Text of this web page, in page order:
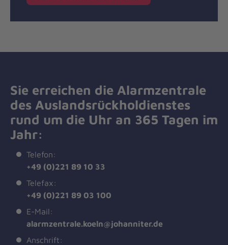
Sie erreichen die Alarmzentrale
des Auslandsrückholdienstes
rund um die Uhr an 365 Tagen im
Jahr:
Telefon:
+49 (0)221 89 10 33
Telefax:
+49 (0)221 89 03 100
E-Mail:
alarmzentrale.koeln@johanniter.de
Anschrift: